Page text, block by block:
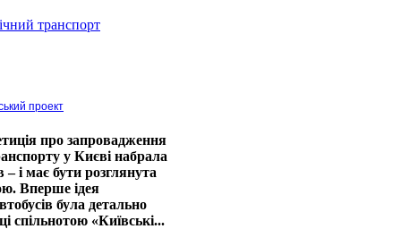
транспорт
проект
про запровадження
у Києві набрала
– і має бути розглянута
Вперше ідея
була детально
спільнотою «Київські...